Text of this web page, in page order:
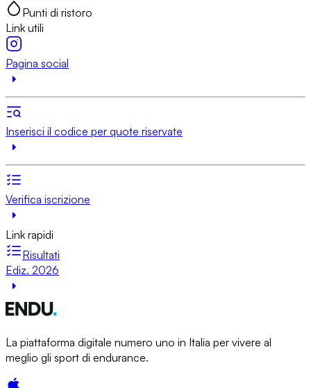
Punti di ristoro
Link utili
Pagina social
Inserisci il codice per quote riservate
Verifica iscrizione
Link rapidi
Risultati
Ediz. 2026
La piattaforma digitale numero uno in Italia per vivere al
meglio gli sport di endurance.